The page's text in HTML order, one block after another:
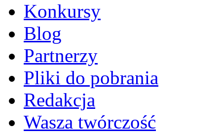
Konkursy
Blog
Partnerzy
Pliki do pobrania
Redakcja
Wasza twórczość